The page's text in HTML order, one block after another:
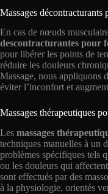
Massages décontracturants
En cas de nœuds
descontracturantes pour
pour libérer les points de
réduire les douleurs
Massage, nous appliquons
éviter l’inconfort et
Massages thérapeutiques
Les massages
techniques manuelles à un
problèmes spécifiques tels
ou les douleurs qui
sont effectués par des
à la physiologie, orientés